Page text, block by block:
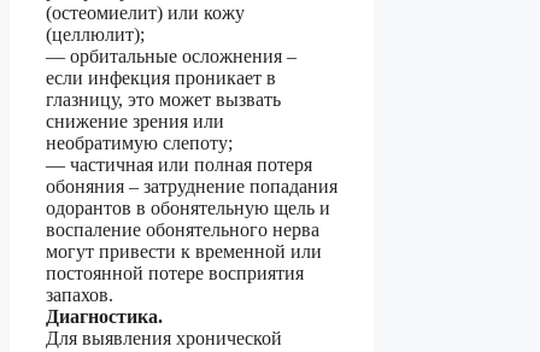
(остеомиелит) или кожу
(целлюлит);
— орбитальные осложнения –
если инфекция проникает в
глазницу, это может вызвать
снижение зрения или
необратимую слепоту;
— частичная или полная потеря
обоняния – затруднение попадания
одорантов в обонятельную щель и
воспаление обонятельного нерва
могут привести к временной или
постоянной потере восприятия
запахов.
Диагностика.
Для выявления хронической